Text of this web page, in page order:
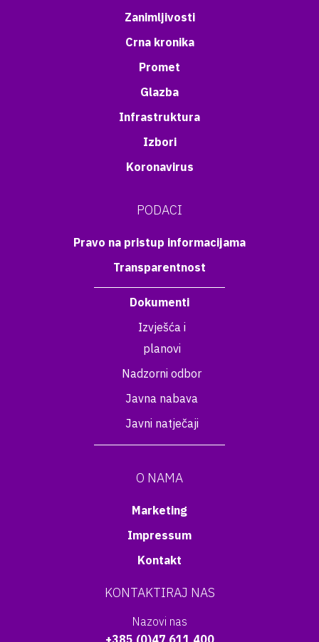
Zanimljivosti
Crna kronika
Promet
Glazba
Infrastruktura
Izbori
Koronavirus
PODACI
Pravo na pristup informacijama
Transparentnost
Dokumenti
Izvješća i
planovi
Nadzorni odbor
Javna nabava
Javni natječaji
O NAMA
Marketing
Impressum
Kontakt
KONTAKTIRAJ NAS
Nazovi nas
+385 (0)47 611 400